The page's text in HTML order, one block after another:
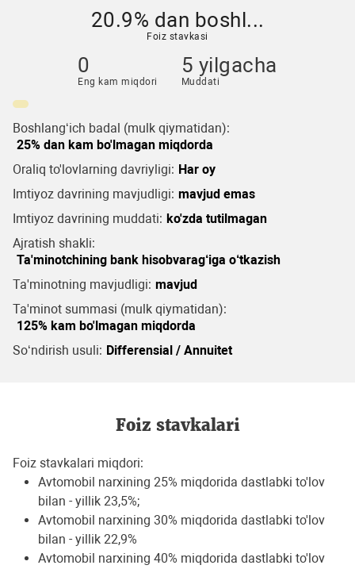
20.9% dan boshl...
Foiz stavkasi
0
Eng kam miqdori
5 yilgacha
Muddati
Boshlang‘ich badal (mulk qiymatidan):
25% dan kam bo'lmagan miqdorda
Oraliq to'lovlarning davriyligi: Har oy
Imtiyoz davrining mavjudligi: mavjud emas
Imtiyoz davrining muddati: ko'zda tutilmagan
Ajratish shakli:
Ta'minotchining bank hisobvarag‘iga o‘tkazish
Ta'minotning mavjudligi: mavjud
Ta'minot summasi (mulk qiymatidan):
125% kam bo'lmagan miqdorda
So‘ndirish usuli: Differensial / Annuitet
Foiz stavkalari
Foiz stavkalari miqdori:
Avtomobil narxining 25% miqdorida dastlabki to'lov
bilan - yillik 23,5%;
Avtomobil narxining 30% miqdorida dastlabki to'lov
bilan - yillik 22,9%
Avtomobil narxining 40% miqdorida dastlabki to'lov